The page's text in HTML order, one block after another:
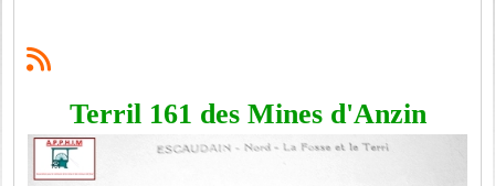
Terril 161 des Mines d'Anzin